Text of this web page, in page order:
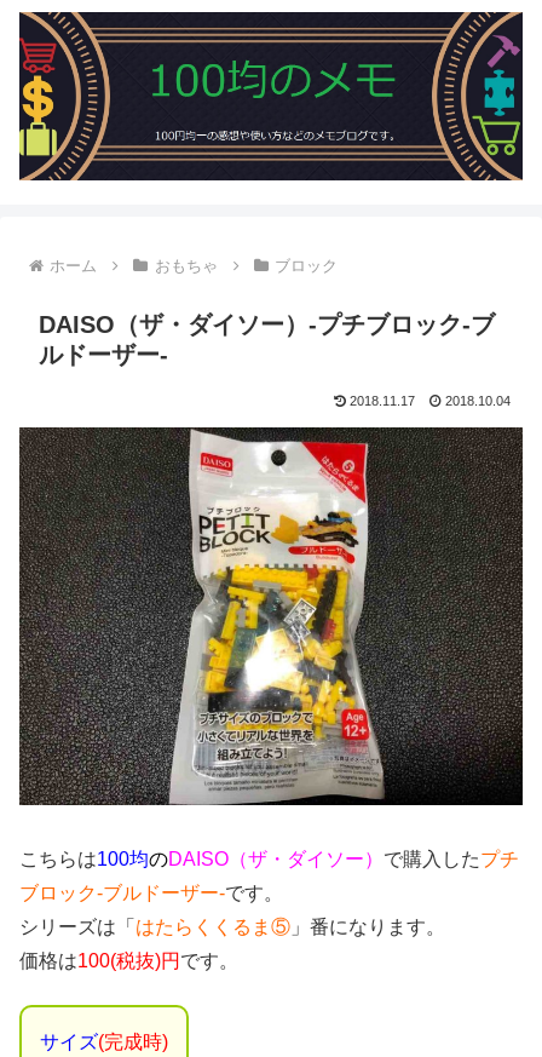
ホーム おもちゃ ブロック
DAISO（ザ・ダイソー）-プチブロック-ブ
ルドーザー-
2018.11.17 2018.10.04
こちらは100均のDAISO（ザ・ダイソー） で購入したプチ
ブロック-ブルドーザー-です。
シリーズは「 はたらくくるま⑤ 」番になります。
価格は100(税抜)円 です。
サイズ(完成時)